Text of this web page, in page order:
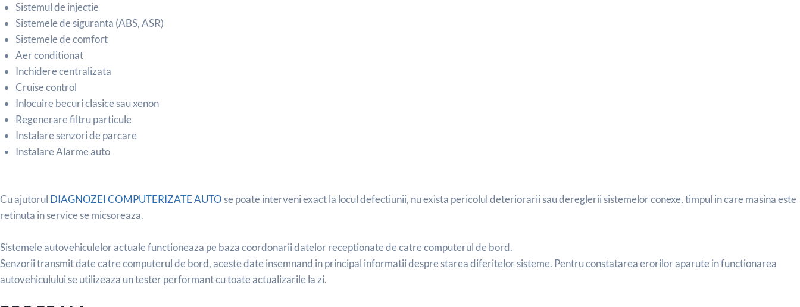
Sistemul de injectie
Sistemele de siguranta (ABS, ASR)
Sistemele de comfort
Aer conditionat
Inchidere centralizata
Cruise control
Inlocuire becuri clasice sau xenon
Regenerare filtru particule
Instalare senzori de parcare
Instalare Alarme auto
Cu ajutorul DIAGNOZEI COMPUTERIZATE AUTOse poate interveni exact la locul defectiunii, nu exista pericolul deteriorarii sau dereglerii sistemelor conexe, timpul in care masina este
retinuta in service se micsoreaza.
Sistemele autovehiculelor actuale functioneaza pe baza coordonarii datelor receptionate de catre computerul de bord.
Senzorii transmit date catre computerul de bord, aceste date insemnand in principal informatii despre starea diferitelor sisteme. Pentru constatarea erorilor aparute in functionarea
autovehiculului se utilizeaza un tester performant cu toate actualizarile la zi.